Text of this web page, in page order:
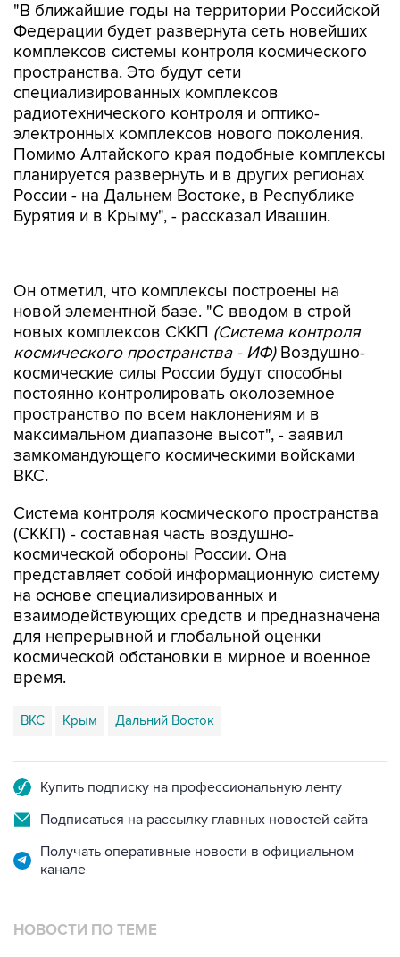
"В ближайшие годы на территории Российской
Федерации будет развернута сеть новейших
комплексов системы контроля космического
пространства. Это будут сети
специализированных комплексов
радиотехнического контроля и оптико-
электронных комплексов нового поколения.
Помимо Алтайского края подобные комплексы
планируется развернуть и в других регионах
России - на Дальнем Востоке, в Республике
Бурятия и в Крыму", - рассказал Ивашин.
новых комплексов СККП(Система контроля
космического пространства - ИФ)Воздушно-
космические силы России будут способны
постоянно контролировать околоземное
пространство по всем наклонениям и в
максимальном диапазоне высот", - заявил
замкомандующего космическими войсками
ВКС.
Система контроля космического пространства
космической обороны России. Она
представляет собой информационную систему
на основе специализированных и
взаимодействующих средств и предназначена
для непрерывной и глобальной оценки
космической обстановки в мирное и военное
время.
ВКС Крым
Подписаться на рассылку главных новостей сайта
Получать оперативные новости в официальном
НОВОСТИ ПО ТЕМЕ
3 ноября 2016 года 12:14